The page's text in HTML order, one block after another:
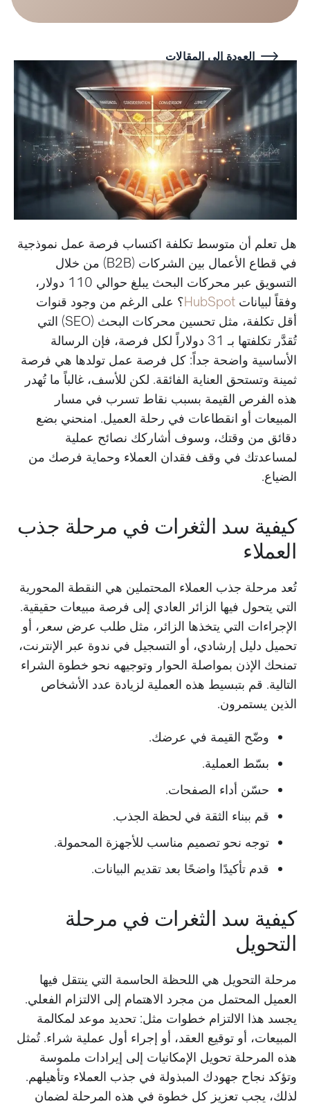
العودة إلى المقالات
هل تعلم أن متوسط تكلفة اكتساب فرصة عمل نموذجية
في قطاع الأعمال بين الشركات (B2B) من خلال
التسويق عبر محركات البحث يبلغ حوالي 110 دولار،
وفقاً لبياناتHubSpot؟ على الرغم من وجود قنوات
أقل تكلفة، مثل تحسين محركات البحث (SEO) التي
تُقدَّر تكلفتها بـ 31 دولاراً لكل فرصة، فإن الرسالة
الأساسية واضحة جداً: كل فرصة عمل تولدها هي فرصة
ثمينة وتستحق العناية الفائقة. لكن للأسف، غالباً ما تُهدر
هذه الفرص القيمة بسبب نقاط تسرب في مسار
المبيعات أو انقطاعات في رحلة العميل. امنحني بضع
دقائق من وقتك، وسوف أشاركك نصائح عملية
لمساعدتك في وقف فقدان العملاء وحماية فرصك من
الضياع.
كيفية سد الثغرات في مرحلة جذب
العملاء
تُعد مرحلة جذب العملاء المحتملين هي النقطة المحورية
التي يتحول فيها الزائر العادي إلى فرصة مبيعات حقيقية.
الإجراءات التي يتخذها الزائر، مثل طلب عرض سعر، أو
تحميل دليل إرشادي، أو التسجيل في ندوة عبر الإنترنت،
تمنحك الإذن بمواصلة الحوار وتوجيهه نحو خطوة الشراء
التالية. قم بتبسيط هذه العملية لزيادة عدد الأشخاص
الذين يستمرون.
وضّح القيمة في عرضك.
بسّط العملية.
حسّن أداء الصفحات.
قم ببناء الثقة في لحظة الجذب.
توجه نحو تصميم مناسب للأجهزة المحمولة.
قدم تأكيدًا واضحًا بعد تقديم البيانات.
كيفية سد الثغرات في مرحلة
التحويل
مرحلة التحويل هي اللحظة الحاسمة التي ينتقل فيها
العميل المحتمل من مجرد الاهتمام إلى الالتزام الفعلي.
يجسد هذا الالتزام خطوات مثل: تحديد موعد لمكالمة
المبيعات، أو توقيع العقد، أو إجراء أول عملية شراء. تُمثل
هذه المرحلة تحويل الإمكانيات إلى إيرادات ملموسة
وتؤكد نجاح جهودك المبذولة في جذب العملاء وتأهيلهم.
لذلك، يجب تعزيز كل خطوة في هذه المرحلة لضمان